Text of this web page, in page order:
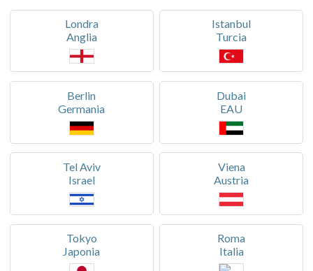
Londra
Anglia
Istanbul
Turcia
Berlin
Germania
Dubai
EAU
Tel Aviv
Israel
Viena
Austria
Tokyo
Japonia
Roma
Italia